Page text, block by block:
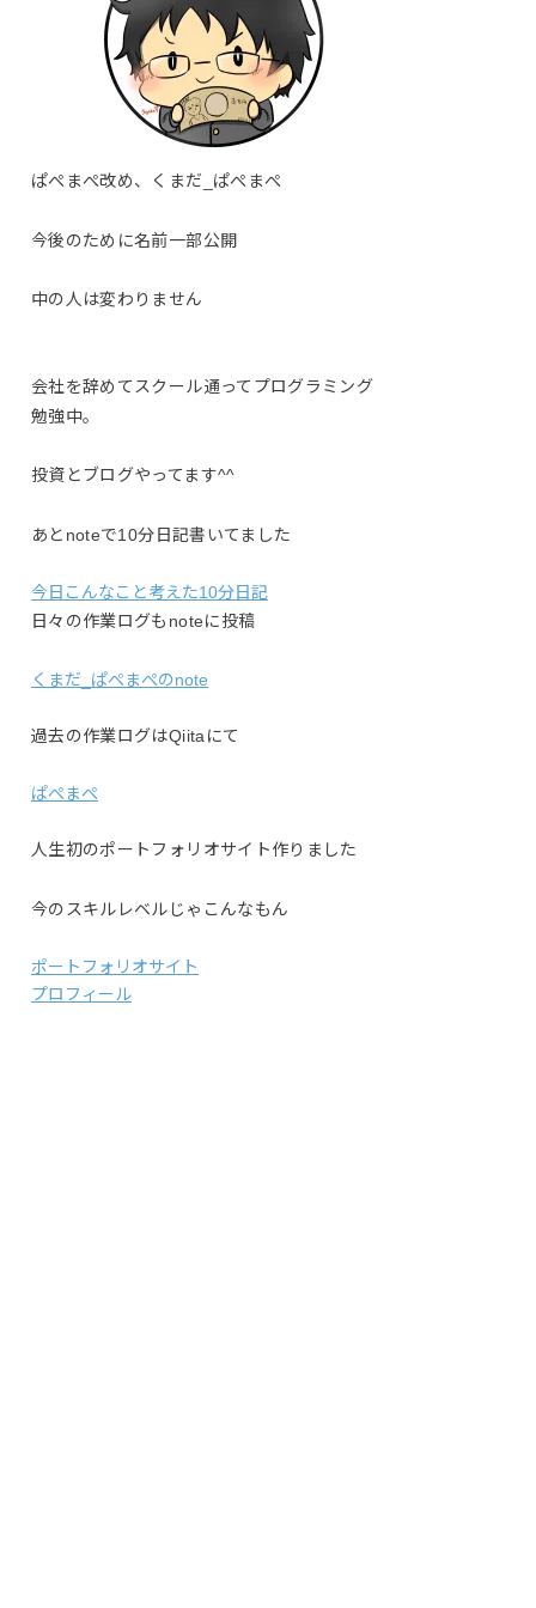
ぱぺまぺ改め、くまだ_ぱぺまぺ
今後のために名前一部公開
中の人は変わりません
会社を辞めてスクール通ってプログラミング
勉強中。
投資とブログやってます^^
あとnoteで10分日記書いてました
今日こんなこと考えた10分日記
日々の作業ログもnoteに投稿
くまだ_ぱぺまぺのnote
過去の作業ログはQiitaにて
ぱぺまぺ
人生初のポートフォリオサイト作りました
今のスキルレベルじゃこんなもん
ポートフォリオサイト
プロフィール